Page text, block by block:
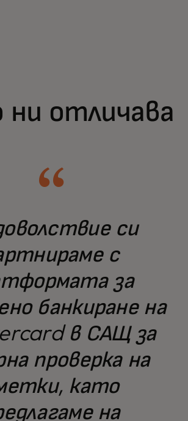
ни отличава
си
с
за
банкиране на
в САЩ за
проверка на
като
на